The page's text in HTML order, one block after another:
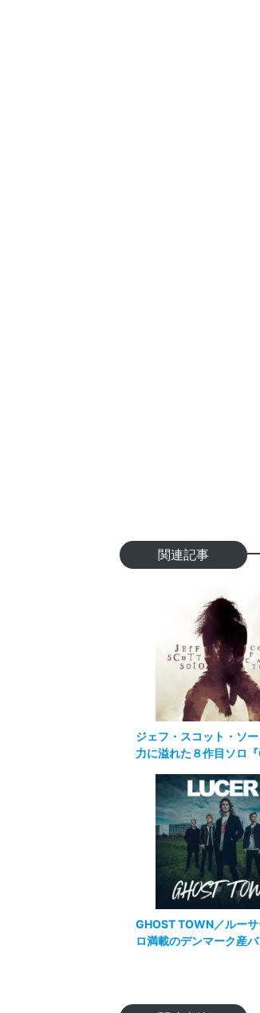
関連記事
ジェフ・スコット・ソ
力に溢れた８作目ソロ
GHOST TOWN／ルーサ
ロ満載のデンマーク産